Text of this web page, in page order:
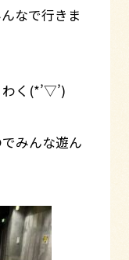
なで行きま
く(*’▽’)
みんな遊ん